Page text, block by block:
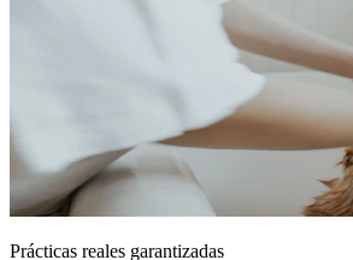
Prácticas reales garantizadas